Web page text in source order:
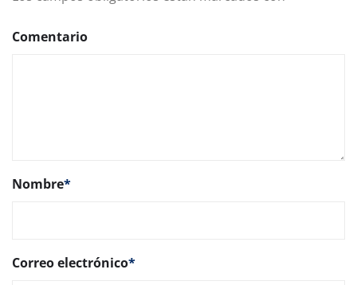
Comentario
Nombre*
Correo electrónico*